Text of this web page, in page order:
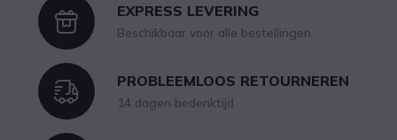
IconEXPRESS LEVERING
Beschikbaar voor alle bestellingen
IconPROBLEEMLOOS RETOURNEREN
14 dagen bedenktijd